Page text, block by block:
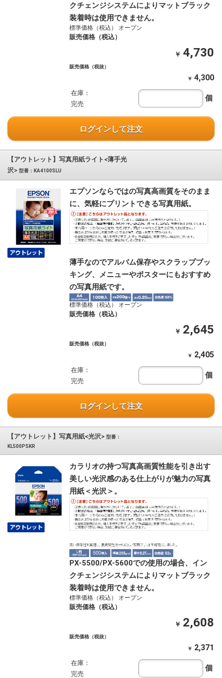
クチェンジシステムによりマットブラック
装着時は使用できません。
標準価格（税込） オープン
販売価格（税込）
￥ 4,730
販売価格（税抜）
￥ 4,300
在庫：
完売
個
ログインして注文
【アウトレット】写真用紙ライト<薄手光
沢> 型番：KA4100SLU
エプソンならではの写真高画質をそのまま
に、気軽にプリントできる写真用紙。
薄手なのでアルバム保存やスクラップブッ
キング、メニューやポスターにもおすすめ
の写真用紙です。
標準価格（税込） オープン
販売価格（税込）
￥ 2,645
販売価格（税抜）
￥ 2,405
在庫：
完売
個
ログインして注文
【アウトレット】写真用紙<光沢> 型番：
KL500PSKR
カラリオの持つ写真高画質性能を引き出す
美しい光沢感のある仕上がりが魅力の写真
用紙＜光沢＞。
PX-5500/PX-5600での使用の場合、イン
クチェンジシステムによりマットブラック
装着時は使用できません。
標準価格（税込） オープン
販売価格（税込）
￥ 2,608
販売価格（税抜）
￥ 2,371
在庫：
完売
個